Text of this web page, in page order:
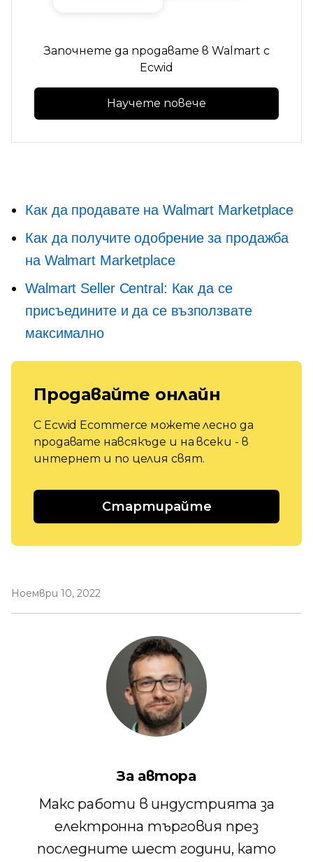
Започнете да продавате в Walmart с
Ecwid
Научете повече
Как да продавате на Walmart Marketplace
Как да получите одобрение за продажба
на Walmart Marketplace
Walmart Seller Central: Как да се
присъедините и да се възползвате
максимално
Продавайте онлайн
С Ecwid Ecommerce можете лесно да
продавате навсякъде и на всеки - в
интернет и по целия свят.
Стартирайте
Ноември 10, 2022
За автора
Макс работи в индустрията за
електронна търговия през
последните шест години, като